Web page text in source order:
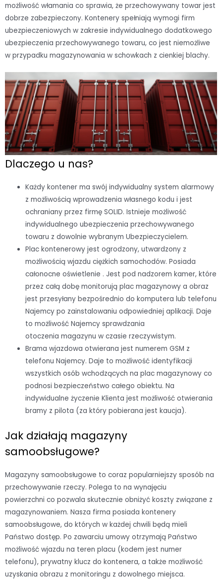
możliwość włamania co sprawia, że przechowywany towar jest
dobrze zabezpieczony. Kontenery spełniają wymogi firm
ubezpieczeniowych w zakresie indywidualnego dodatkowego
ubezpieczenia przechowywanego towaru, co jest niemożliwe
w przypadku magazynowania w schowkach z cienkiej blachy.
Dlaczego u nas?
Każdy kontener ma swój indywidualny system alarmowy
z możliwością wprowadzenia własnego kodu i jest
ochraniany przez firmę SOLID. Istnieje możliwość
indywidualnego ubezpieczenia przechowywanego
towaru z dowolnie wybranym Ubezpieczycielem.
Plac kontenerowy jest ogrodzony, utwardzony z
możliwością wjazdu ciężkich samochodów. Posiada
całonocne oświetlenie . Jest pod nadzorem kamer, które
przez całą dobę monitorują plac magazynowy a obraz
jest przesyłany bezpośrednio do komputera lub telefonu
Najemcy po zainstalowaniu odpowiedniej aplikacji. Daje
to możliwość Najemcy sprawdzania
otoczenia magazynu w czasie rzeczywistym.
Brama wjazdowa otwierana jest numerem GSM z
telefonu Najemcy. Daje to możliwość identyfikacji
wszystkich osób wchodzących na plac magazynowy co
podnosi bezpieczeństwo całego obiektu. Na
indywidualne życzenie Klienta jest możliwość otwierania
bramy z pilota (za który pobierana jest kaucja).
Jak działają magazyny
samoobsługowe?
Magazyny samoobsługowe to coraz popularniejszy sposób na
przechowywanie rzeczy. Polega to na wynajęciu
powierzchni co pozwala skutecznie obniżyć koszty związane z
magazynowaniem. Nasza firma posiada kontenery
samoobsługowe, do których w każdej chwili będą mieli
Państwo dostęp. Po zawarciu umowy otrzymają Państwo
możliwość wjazdu na teren placu (kodem jest numer
telefonu), prywatny klucz do kontenera, a także możliwość
uzyskania obrazu z monitoringu z dowolnego miejsca.